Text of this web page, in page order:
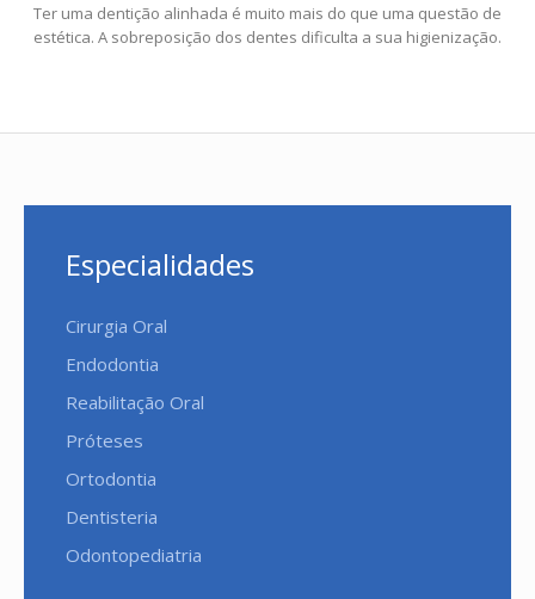
Ter uma dentição alinhada é muito mais do que uma questão de
estética. A sobreposição dos dentes dificulta a sua higienização.
Especialidades
Cirurgia Oral
Endodontia
Reabilitação Oral
Próteses
Ortodontia
Dentisteria
Odontopediatria